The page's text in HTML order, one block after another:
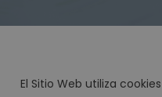
El Sitio Web utiliza